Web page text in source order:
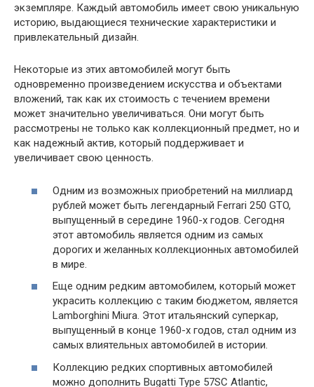
экземпляре. Каждый автомобиль имеет свою уникальную
историю, выдающиеся технические характеристики и
привлекательный дизайн.
Некоторые из этих автомобилей могут быть
одновременно произведением искусства и объектами
вложений, так как их стоимость с течением времени
может значительно увеличиваться. Они могут быть
рассмотрены не только как коллекционный предмет, но и
как надежный актив, который поддерживает и
увеличивает свою ценность.
Одним из возможных приобретений на миллиард
рублей может быть легендарный Ferrari 250 GTO,
выпущенный в середине 1960-х годов. Сегодня
этот автомобиль является одним из самых
дорогих и желанных коллекционных автомобилей
в мире.
Еще одним редким автомобилем, который может
украсить коллекцию с таким бюджетом, является
Lamborghini Miura. Этот итальянский суперкар,
выпущенный в конце 1960-х годов, стал одним из
самых влиятельных автомобилей в истории.
Коллекцию редких спортивных автомобилей
можно дополнить Bugatti Type 57SC Atlantic,